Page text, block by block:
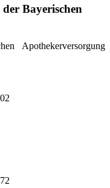
Bayerischen
Apothekerversorgung